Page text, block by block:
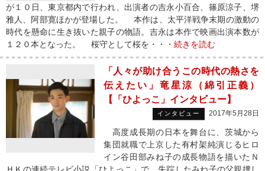
が１０日、東京都内で行われ、出演者の吉永小百合、篠原涼子、堺
雅人、阿部寛ほかが登場した。 本作は、太平洋戦争末期の激動の
時代を懸命に生き抜いた親子の物語。吉永は本作で映画出演本数が
１２０本となった。 桜守として桜を・・・ 続きを読む
「人々が助け合うこの時代の熱さを
伝えたい」竜星涼（綿引正義）
【「ひよっこ」インタビュー】
インタビュー 2017年5月28日
高度成長期の日本を舞台に、茨城から
集団就職で上京した有村架純演じるヒロ
イン谷田部みね子の成長物語を描いたＮ